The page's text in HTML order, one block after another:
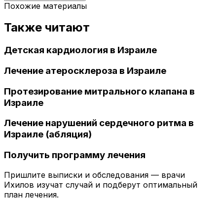
Похожие материалы
Также читают
Детская кардиология в Израиле
Лечение атеросклероза в Израиле
Протезирование митрального клапана в
Израиле
Лечение нарушений сердечного ритма в
Израиле (абляция)
Получить программу лечения
Пришлите выписки и обследования — врачи
Ихилов изучат случай и подберут оптимальный
план лечения.